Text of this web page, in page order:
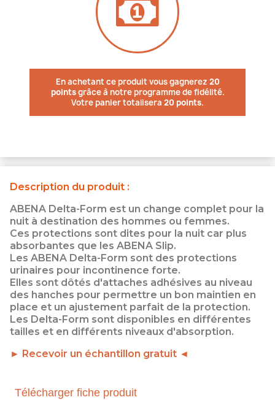
En achetant ce produit vous gagnerez 20
pointsgrâce à notre programme de fidélité.
Votre panier totalisera 20 points.
Description du produit :
ABENA Delta-Form est un change complet pour la
nuit à destination des hommes ou femmes.
Ces protections sont dites pour la nuit car plus
absorbantes que les ABENA Slip.
Les ABENA Delta-Form sont des protections
urinaires pour incontinence forte.
Elles sont dôtés d'attaches adhésives au niveau
des hanches pour permettre un bon maintien en
place et un ajustement parfait de la protection.
Les Delta-Form sont disponibles en différentes
tailles et en différents niveaux d'absorption.
► Recevoir un échantillon gratuit ◄
Télécharger fiche produit